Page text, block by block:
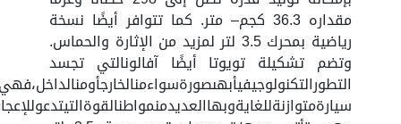
مقداره 36.3 كجم– متر. كما تتوافر أيضًا نسخة
رياضية بمحرك 3.5 لتر لمزيد من الإثارة والحماس.
وتضم تشكيلة تويوتا أيضًا آفالونالتي تجسد